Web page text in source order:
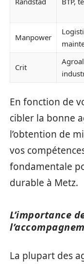
Manpower
Crit
En fonction de
cibler la bonne
l’obtention de
vos
fondamentale
durable à Metz.
L’importance
La plupart des